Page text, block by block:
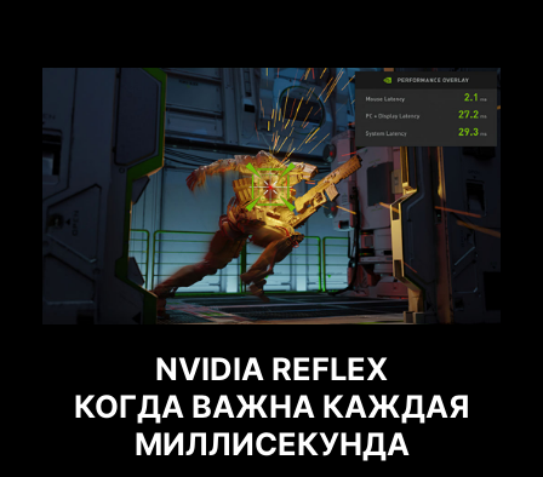
NVIDIA REFLEX
КОГДА ВАЖНА КАЖДАЯ
МИЛЛИСЕКУНДА
ВИРТУАЛЬНАЯ
РЕАЛЬНОСТЬ
Благодаря передовой видеокарте ноутбук
ТЕХНОЛОГИЯ RESIZABLE
BAR
Функция изменения размера базового